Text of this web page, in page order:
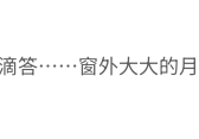
答……窗外大大的